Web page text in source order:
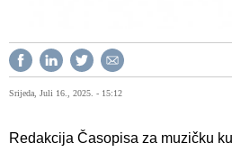
Srijeda, Juli 16., 2025. - 15:12
Redakcija Časopisa za muzičku